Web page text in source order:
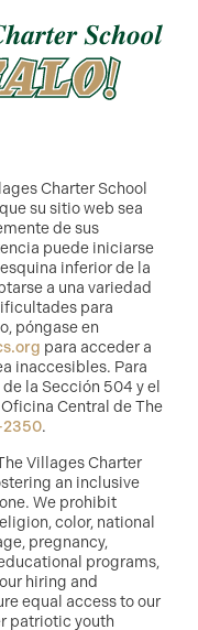
Charter School
su sitio web sea
de sus
puede iniciarse
inferior de la
a una variedad
para
póngase en
para acceder a
inaccesibles. Para
la Sección 504 y el
Central de The
.
Villages Charter
an inclusive
We prohibit
color, national
pregnancy,
programs,
hiring and
equal access to our
patriotic youth